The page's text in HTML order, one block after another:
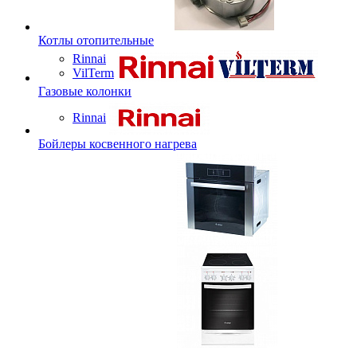
Котлы отопительные
Rinnai
VilTerm
Газовые колонки
Rinnai
Бойлеры косвенного нагрева